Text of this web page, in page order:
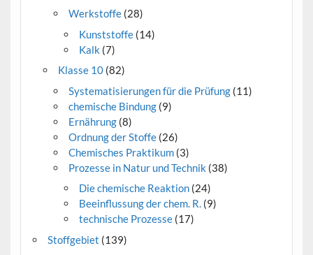
Werkstoffe (28)
Kunststoffe (14)
Kalk (7)
Klasse 10(82)
Systematisierungen für die Prüfung (11)
chemische Bindung (9)
Ernährung (8)
Ordnung der Stoffe (26)
Chemisches Praktikum (3)
Prozesse in Natur und Technik (38)
Die chemische Reaktion (24)
Beeinflussung der chem. R. (9)
technische Prozesse (17)
Stoffgebiet (139)